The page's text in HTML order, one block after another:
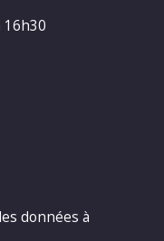
16h30
données à